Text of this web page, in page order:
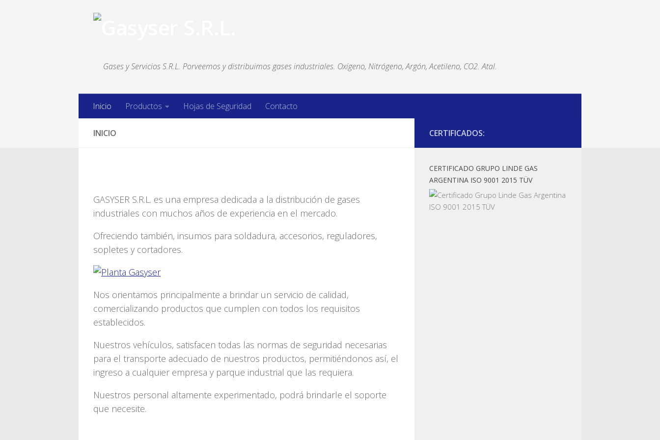
Gases y Servicios S.R.L. Porveemos y distribuimos gases industriales. Oxígeno, Nitrógeno, Argón, Acetileno, CO2. Atal.
Inicio Productos Hojas de Seguridad Contacto
INICIO
GASYSER S.R.L. es una empresa dedicada a la distribución de gases
industriales con muchos años de experiencia en el mercado.
Ofreciendo también, insumos para soldadura, accesorios, reguladores,
sopletes y cortadores.
Nos orientamos principalmente a brindar un servicio de calidad,
comercializando productos que cumplen con todos los requisitos
establecidos.
Nuestros vehículos, satisfacen todas las normas de seguridad necesarias
para el transporte adecuado de nuestros productos, permitiéndonos así, el
ingreso a cualquier empresa y parque industrial que las requiera.
Nuestros personal altamente experimentado, podrá brindarle el soporte
que necesite.
CERTIFICADOS:
CERTIFICADO GRUPO LINDE GAS
ARGENTINA ISO 9001 2015 TÜV